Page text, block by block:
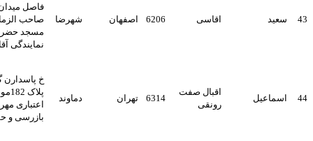
اقاسی 6206 اصفهان شهرضا
فاصل میدان مدرس و چهارراه
صاحب الزمان روبروی کوچه
مسجد حضرت علی بیمه ایران
رونقی
6314 تهران دماوند
خ پاسدارن گلستان چهارم
پلاک 182موسسه مالی و
اعتباری مهر ط 5 - معاونت
بازرسی و حسابرسی